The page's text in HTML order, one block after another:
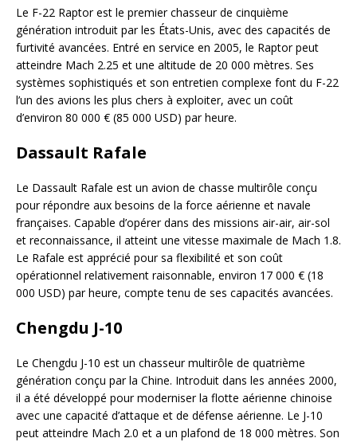
Le F-22 Raptor est le premier chasseur de cinquième
génération introduit par les États-Unis, avec des capacités de
furtivité avancées. Entré en service en 2005, le Raptor peut
atteindre Mach 2.25 et une altitude de 20 000 mètres. Ses
systèmes sophistiqués et son entretien complexe font du F-22
l’un des avions les plus chers à exploiter, avec un coût
d’environ 80 000 € (85 000 USD) par heure.
Dassault Rafale
Le Dassault Rafale est un avion de chasse multirôle conçu
pour répondre aux besoins de la force aérienne et navale
françaises. Capable d’opérer dans des missions air-air, air-sol
et reconnaissance, il atteint une vitesse maximale de Mach 1.8.
Le Rafale est apprécié pour sa flexibilité et son coût
opérationnel relativement raisonnable, environ 17 000 € (18
000 USD) par heure, compte tenu de ses capacités avancées.
Chengdu J-10
Le Chengdu J-10 est un chasseur multirôle de quatrième
génération conçu par la Chine. Introduit dans les années 2000,
il a été développé pour moderniser la flotte aérienne chinoise
avec une capacité d’attaque et de défense aérienne. Le J-10
peut atteindre Mach 2.0 et a un plafond de 18 000 mètres. Son